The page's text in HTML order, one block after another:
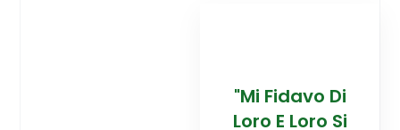
"Mi Fidavo Di
Loro E Loro Si